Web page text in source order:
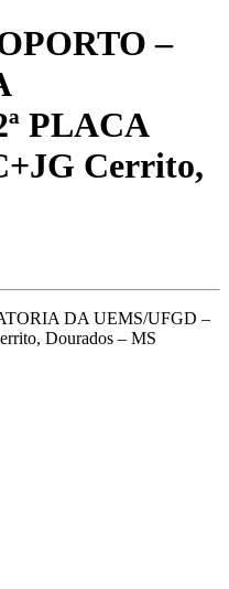
–
PLACA
Cerrito,
DA UEMS/UFGD –
Dourados – MS